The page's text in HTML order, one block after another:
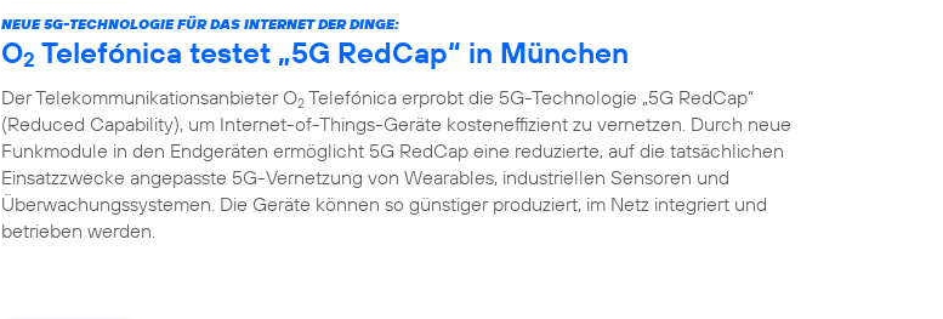
NEUE 5G-TECHNOLOGIE FÜR DAS INTERNET DER DINGE:
O2 Telefónica testet „5G RedCap“ in München
Der Telekommunikationsanbieter O2 Telefónica erprobt die 5G-Technologie „5G RedCap“
(Reduced Capability), um Internet-of-Things-Geräte kosteneffizient zu vernetzen. Durch neue
Funkmodule in den Endgeräten ermöglicht 5G RedCap eine reduzierte, auf die tatsächlichen
Einsatzzwecke angepasste 5G-Vernetzung von Wearables, industriellen Sensoren und
Überwachungssystemen. Die Geräte können so günstiger produziert, im Netz integriert und
betrieben werden.